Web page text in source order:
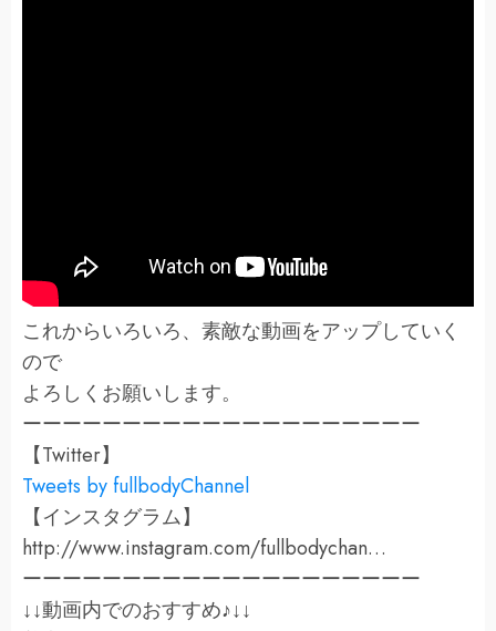
これからいろいろ、素敵な動画をアップしていく
ので
よろしくお願いします。
ーーーーーーーーーーーーーーーーーーーー
【Twitter】
Tweets by fullbodyChannel
【インスタグラム】
http://www.instagram.com/fullbodychan…
ーーーーーーーーーーーーーーーーーーーー
↓↓動画内でのおすすめ♪↓↓